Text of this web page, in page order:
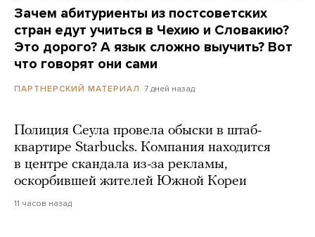
Зачем абитуриенты из постсоветских
стран едут учиться в Чехию и Словакию?
Это дорого? А язык сложно выучить? Вот
что говорят они сами
ПАРТНЕРСКИЙ МАТЕРИАЛ 7 дней назад
Полиция Сеула провела обыски в штаб-
квартире Starbucks. Компания находится
в центре скандала из-за рекламы,
оскорбившей жителей Южной Кореи
11 часов назад